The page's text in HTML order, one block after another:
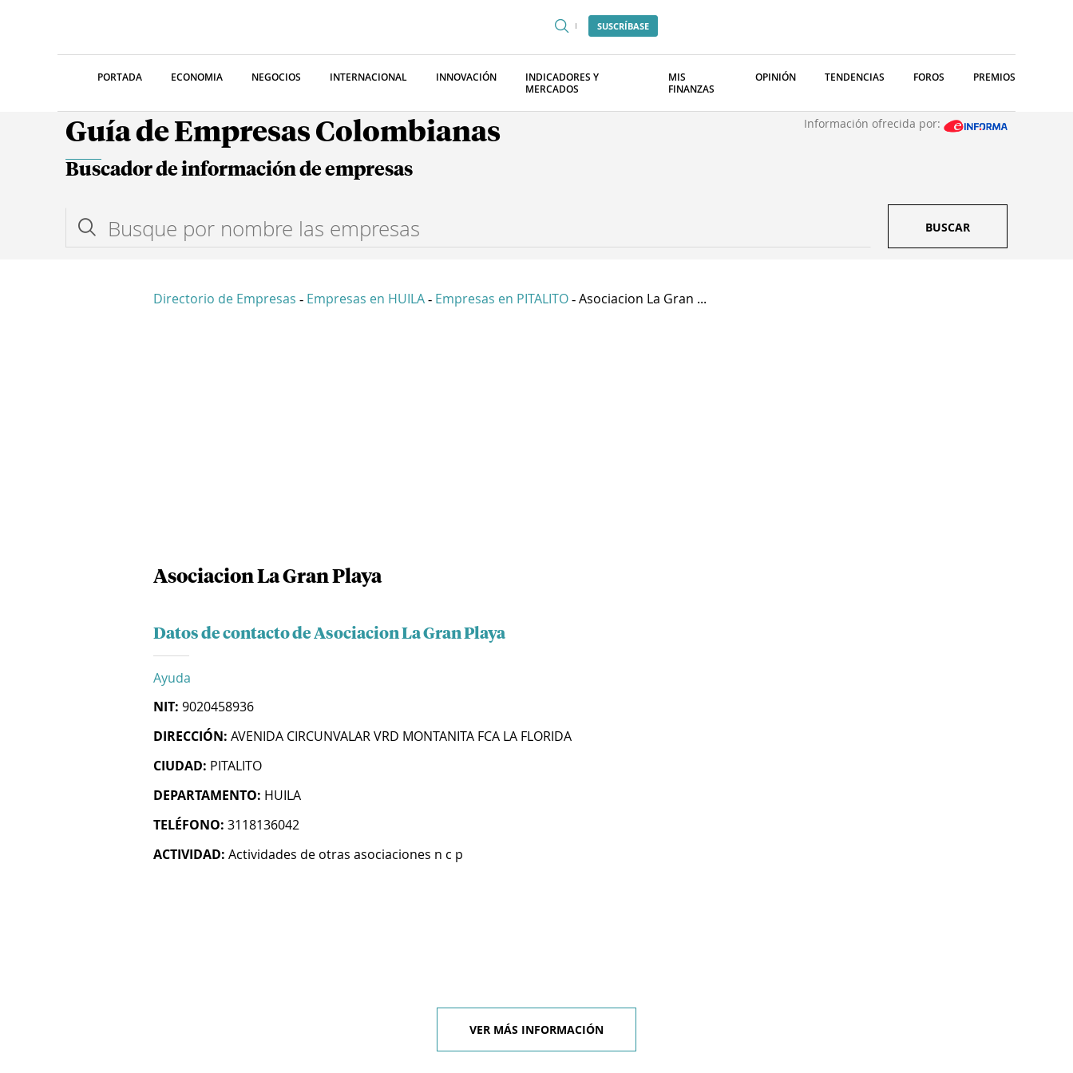
SUSCRÍBASE
PORTADA ECONOMIA NEGOCIOS INTERNACIONAL INNOVACIÓN
INDICADORES Y
MERCADOS
MIS
FINANZAS
OPINIÓN TENDENCIAS FOROS PREMIOS
Guía de Empresas Colombianas Información ofrecida por:
Buscador de información de empresas
BUSCAR
Directorio de Empresas - Empresas en HUILA - Empresas en PITALITO - Asociacion La Gran ...
Asociacion La Gran Playa
Datos de contacto de Asociacion La Gran Playa
Ayuda
NIT: 9020458936
DIRECCIÓN: AVENIDA CIRCUNVALAR VRD MONTANITA FCA LA FLORIDA
CIUDAD: PITALITO
DEPARTAMENTO: HUILA
TELÉFONO: 3118136042
ACTIVIDAD: Actividades de otras asociaciones n c p
VER MÁS INFORMACIÓN